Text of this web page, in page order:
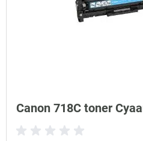
Canon 718C toner